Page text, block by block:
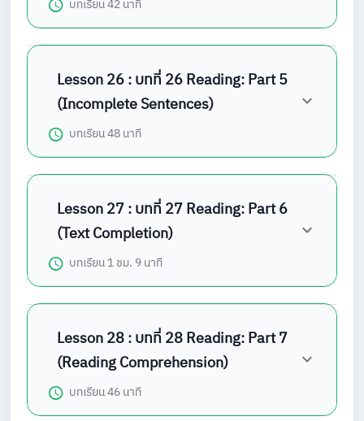
บทเรียน42 นาที
Lesson 26 : บทที่ 26 Reading: Part 5
(Incomplete Sentences)
บทเรียน48 นาที
Lesson 27 : บทที่ 27 Reading: Part 6
(Text Completion)
บทเรียน1 ชม. 9 นาที
Lesson 28 : บทที่ 28 Reading: Part 7
(Reading Comprehension)
บทเรียน46 นาที